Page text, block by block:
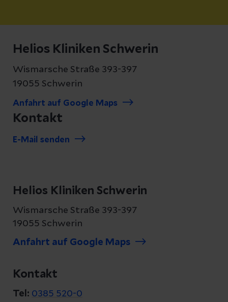
Helios Kliniken Schwerin
Wismarsche Straße 393-397
19055 Schwerin
Anfahrt auf Google Maps
Kontakt
E-Mail senden
Helios Kliniken Schwerin
Wismarsche Straße 393-397
19055 Schwerin
Anfahrt auf Google Maps
Kontakt
Tel: 0385 520-0